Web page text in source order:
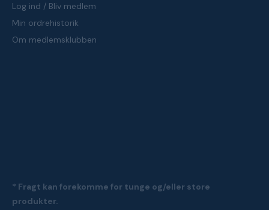
Log ind / Bliv medlem
Min ordrehistorik
Om medlemsklubben
* Fragt kan forekomme for tunge og/eller store
produkter.